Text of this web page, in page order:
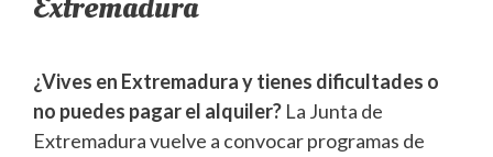
¿Vives en Extremadura y tienes dificultades o
no puedes pagar el alquiler? La Junta de
Extremadura vuelve a convocar programas de